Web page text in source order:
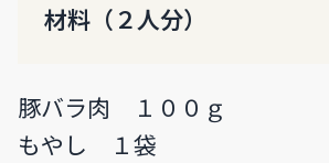
材料（２人分）
豚バラ肉 １００ｇ
もやし １袋